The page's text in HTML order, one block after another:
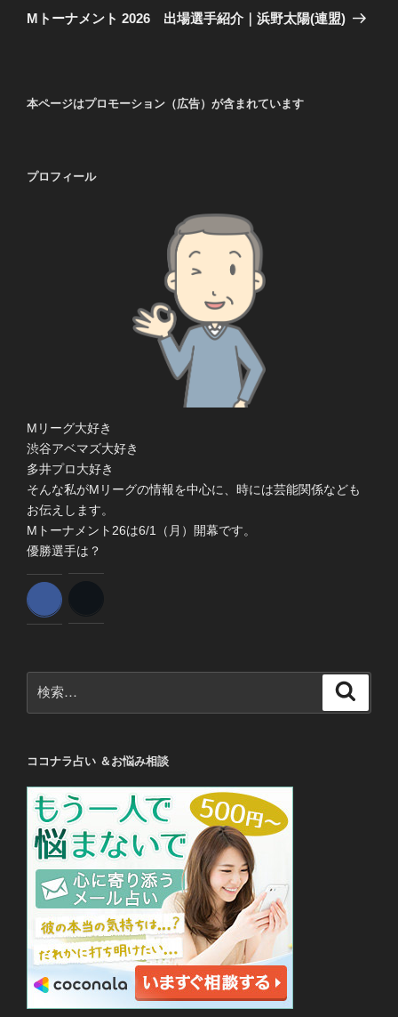
ゲ
ン
の
Mトーナメント 2026 出場選手紹介｜浜野太陽(連盟)
本ページはプロモーション（広告）が含まれています
プロフィール
Mリーグ大好き
渋谷アベマズ大好き
多井プロ大好き
そんな私がMリーグの情報を中心に、時には芸能関係なども
お伝えします。
Mトーナメント26は6/1（月）開幕です。
優勝選手は？
索:
ココナラ占い ＆お悩み相談